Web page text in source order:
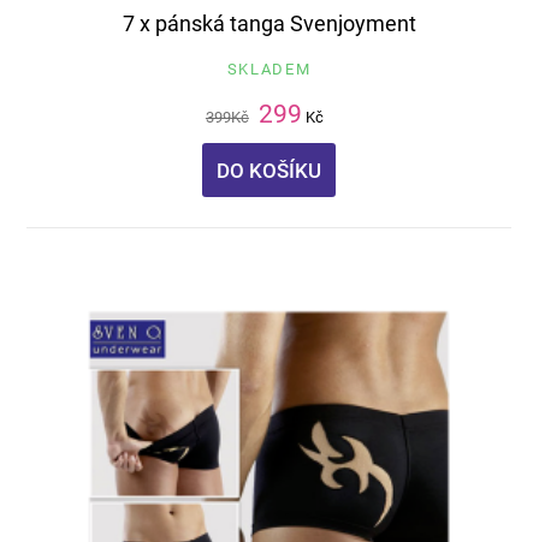
7 x pánská tanga Svenjoyment
SKLADEM
399Kč 299 Kč
DO KOŠÍKU